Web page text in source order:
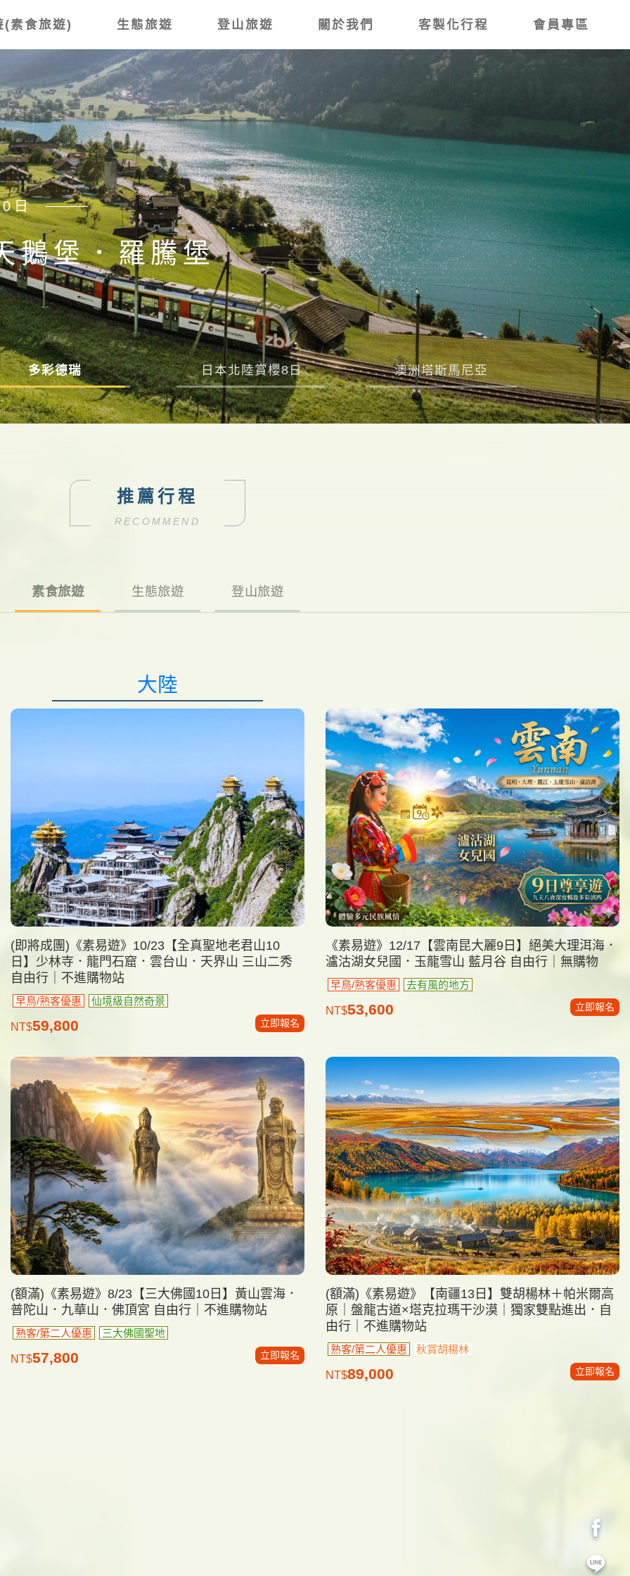
素食旅遊) 生態旅遊 登山旅遊 關於我們 客製化行程 會員專區
櫻8日
上高地．木曾路古道．阿智村桃
山與花的交響曲
多彩德瑞 日本北陸賞櫻8日 澳洲塔斯馬尼亞
推薦行程
RECOMMEND
素食旅遊 生態旅遊 登山旅遊
大陸
(即將成團)《素易遊》10/23【全真聖地老君山10
日】少林寺．龍門石窟．雲台山．天界山 三山二秀
自由行｜不進購物站
早鳥/熟客優惠 仙境級自然奇景
NT$59,800 立即報名
《素易遊》12/17【雲南昆大麗9日】絕美大理洱海．
瀘沽湖女兒國．玉龍雪山 藍月谷 自由行｜無購物
早鳥/熟客優惠 去有風的地方
NT$53,600 立即報名
(額滿)《素易遊》8/23【三大佛國10日】黃山雲海．
普陀山．九華山．佛頂宮 自由行｜不進購物站
熟客/第二人優惠 三大佛國聖地
NT$57,800 立即報名
(額滿)《素易遊》【南疆13日】雙胡楊林＋帕米爾高
原｜盤龍古道×塔克拉瑪干沙漠｜獨家雙點進出．自
由行｜不進購物站
熟客/第二人優惠 秋賞胡楊林
NT$89,000 立即報名